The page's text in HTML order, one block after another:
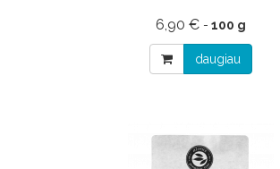
6,90 € - 100 g
daugiau